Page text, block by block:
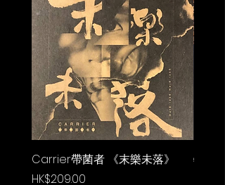
Carrier帶菌者 《末樂未落》
價格
HK$209.00
牧民